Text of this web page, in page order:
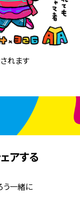
れます
アする
う一緒に